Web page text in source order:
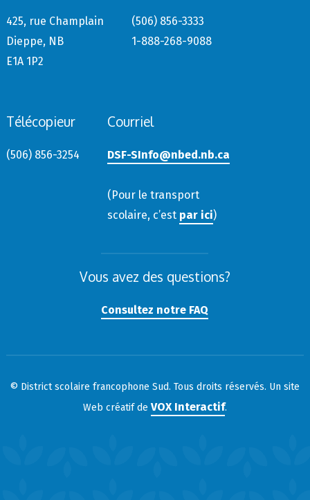
425, rue Champlain
Dieppe, NB
E1A 1P2
(506) 856-3333
1-888-268-9088
Télécopieur
(506) 856-3254
Courriel
DSF-SInfo@nbed.nb.ca
(Pour le transport
scolaire, c’est par ici)
Vous avez des questions?
Consultez notre FAQ
© District scolaire francophone Sud. Tous droits réservés. Un site
Web créatif de VOX Interactif.